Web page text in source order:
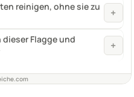
reinigen, ohne sie zu
+
Flagge und
+